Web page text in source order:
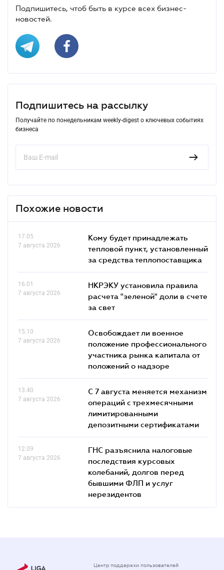
Подпишитесь, чтоб быть в курсе всех бизнес-
новостей.
Подпишитесь на рассылку
Получайте по понедельникам weekly-digest о ключевых событиях
бизнеса
Похожие новости
17.05
7 августа 2026
Кому будет принадлежать
тепловой пункт, установленный
за средства теплопоставщика
16.01
7 августа 2026
НКРЭКУ установила правила
расчета "зеленой" доли в счете
за свет
15.10
7 августа 2026
Освобождает ли военное
положение профессионального
участника рынка капитала от
положений о надзоре
13.40
7 августа 2026
С 7 августа меняется механизм
операций с трехмесячными
лимитированными
депозитными сертификатами
12.09
7 августа 2026
ГНС разъяснила налоговые
последствия курсовых
колебаний, долгов перед
бывшими ФЛП и услуг
нерезидентов
Центр поддержки пользователей